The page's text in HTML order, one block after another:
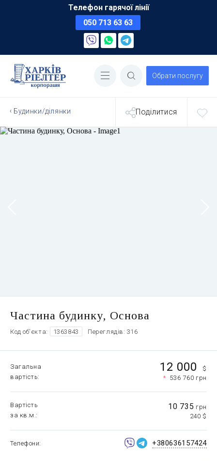
Телефон гарячої лінії
050 713 63 63
Обрати послугу
Будинки/ділянки Поділитися
Частина будинку, Основа
Код об'єкта: 1363843 Переглядів: 316
Загальна
вартість
12 000
$
* 536 760 грн
Вартість
за кв.м.
10 735 грн
240 $
Телефони +380636157424